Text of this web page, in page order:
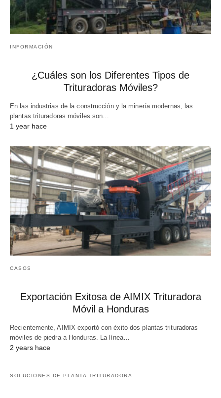
INFORMACIÓN
¿Cuáles son los Diferentes Tipos de
Trituradoras Móviles?
En las industrias de la construcción y la minería modernas, las
plantas trituradoras móviles son…
1 year hace
CASOS
Exportación Exitosa de AIMIX Trituradora
Móvil a Honduras
Recientemente, AIMIX exportó con éxito dos plantas trituradoras
móviles de piedra a Honduras. La línea…
2 years hace
SOLUCIONES DE PLANTA TRITURADORA